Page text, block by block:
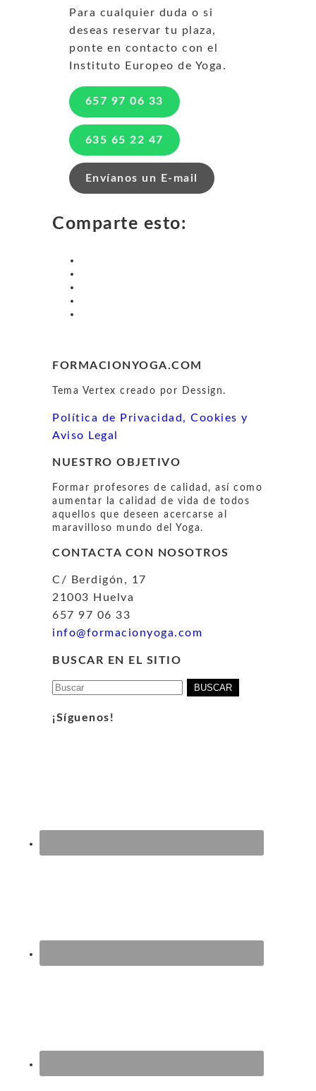
Para cualquier duda o si
deseas reservar tu plaza,
ponte en contacto con el
Instituto Europeo de Yoga.
657 97 06 33
635 65 22 47
Envíanos un E-mail
Comparte esto:
FORMACIONYOGA.COM
Tema Vertex creado por Dessign.
Política de Privacidad, Cookies y
Aviso Legal
NUESTRO OBJETIVO
Formar profesores de calidad, así como
aumentar la calidad de vida de todos
aquellos que deseen acercarse al
maravilloso mundo del Yoga.
CONTACTA CON NOSOTROS
C/ Berdigón, 17
21003 Huelva
657 97 06 33
info@formacionyoga.com
BUSCAR EN EL SITIO
Buscar:
¡Síguenos!